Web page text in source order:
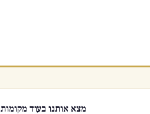
מצא אותנו בעוד מקומות